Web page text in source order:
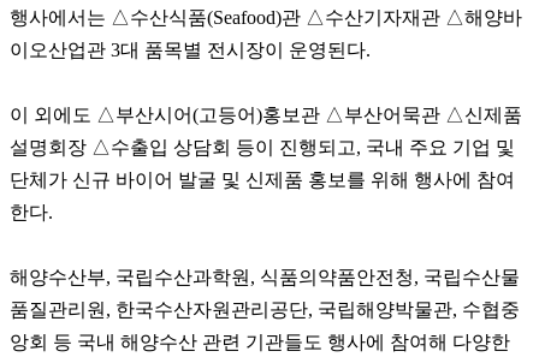
행사에서는 △수산식품(Seafood)관 △수산기자재관 △해양바
이오산업관 3대 품목별 전시장이 운영된다.
이 외에도 △부산시어(고등어)홍보관 △부산어묵관 △신제품
설명회장 △수출입 상담회 등이 진행되고, 국내 주요 기업 및
단체가 신규 바이어 발굴 및 신제품 홍보를 위해 행사에 참여
한다.
해양수산부, 국립수산과학원, 식품의약품안전청, 국립수산물
품질관리원, 한국수산자원관리공단, 국립해양박물관, 수협중
앙회 등 국내 해양수산 관련 기관들도 행사에 참여해 다양한